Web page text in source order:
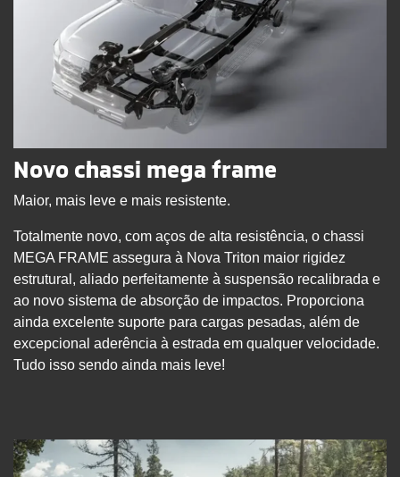
Novo chassi mega frame
Maior, mais leve e mais resistente.
Totalmente novo, com aços de alta resistência, o chassi
MEGA FRAME assegura à Nova Triton maior rigidez
estrutural, aliado perfeitamente à suspensão recalibrada e
ao novo sistema de absorção de impactos. Proporciona
ainda excelente suporte para cargas pesadas, além de
excepcional aderência à estrada em qualquer velocidade.
Tudo isso sendo ainda mais leve!